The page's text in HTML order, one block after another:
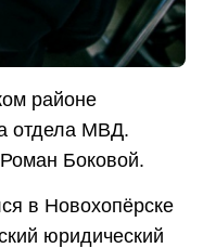
районе
отдела МВД.
Боковой.
в Новохопёрске
юридический